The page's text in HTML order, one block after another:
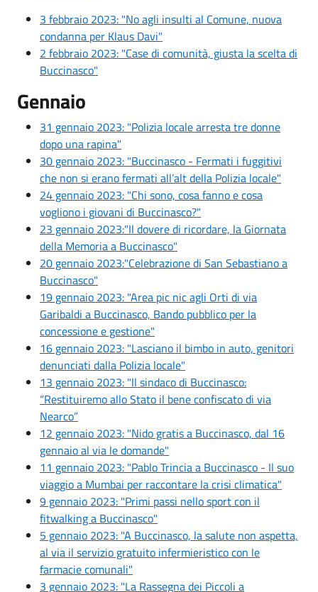
3 febbraio 2023: "No agli insulti al Comune, nuova
condanna per Klaus Davi"
2 febbraio 2023: "Case di comunità, giusta la scelta di
Buccinasco"
Gennaio
31 gennaio 2023: "Polizia locale arresta tre donne
dopo una rapina"
30 gennaio 2023: "Buccinasco - Fermati i fuggitivi
che non si erano fermati all’alt della Polizia locale"
24 gennaio 2023: "Chi sono, cosa fanno e cosa
vogliono i giovani di Buccinasco?"
23 gennaio 2023:"Il dovere di ricordare, la Giornata
della Memoria a Buccinasco"
20 gennaio 2023:"Celebrazione di San Sebastiano a
Buccinasco"
19 gennaio 2023: "Area pic nic agli Orti di via
Garibaldi a Buccinasco, Bando pubblico per la
concessione e gestione"
16 gennaio 2023: "Lasciano il bimbo in auto, genitori
denunciati dalla Polizia locale"
13 gennaio 2023: "Il sindaco di Buccinasco:
“Restituiremo allo Stato il bene confiscato di via
Nearco”
12 gennaio 2023: "Nido gratis a Buccinasco, dal 16
gennaio al via le domande"
11 gennaio 2023: "Pablo Trincia a Buccinasco - Il suo
viaggio a Mumbai per raccontare la crisi climatica"
9 gennaio 2023: "Primi passi nello sport con il
fitwalking a Buccinasco"
5 gennaio 2023: "A Buccinasco, la salute non aspetta,
al via il servizio gratuito infermieristico con le
farmacie comunali"
3 gennaio 2023: "La Rassegna dei Piccoli a